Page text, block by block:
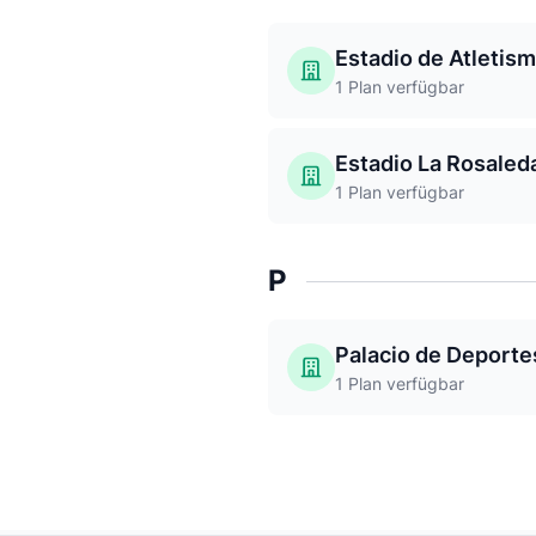
Estadio de
1 Plan verfügbar
Estadio La
1 Plan verfügbar
P
Palacio de
1 Plan verfügbar